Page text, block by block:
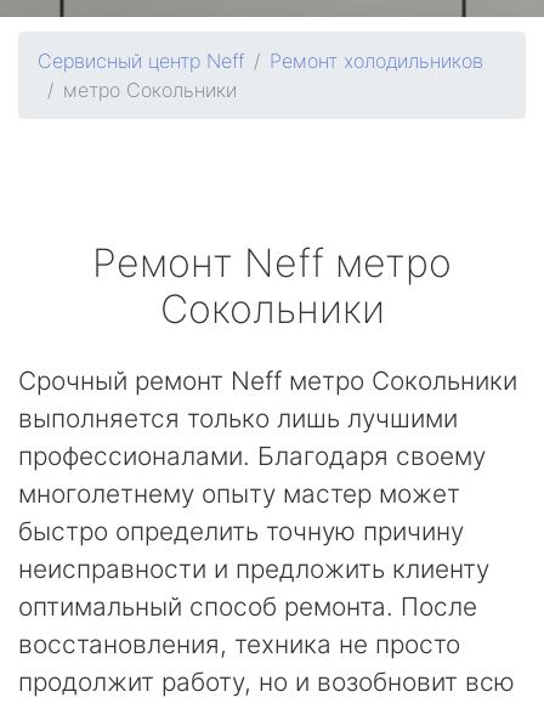
Сервисный центр Neff
Ремонт холодильников
метро Сокольники
Ремонт Neff метро
Сокольники
Срочный ремонт Neff метро Сокольники
выполняется только лишь лучшими
профессионалами. Благодаря своему
многолетнему опыту мастер может
быстро определить точную причину
неисправности и предложить клиенту
оптимальный способ ремонта. После
восстановления, техника не просто
продолжит работу, но и возобновит всю